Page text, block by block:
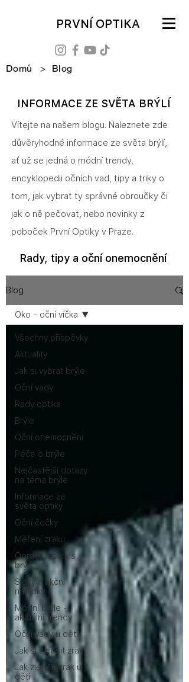
PRVNÍ OPTIKA
Domů > Blog
INFORMACE ZE SVĚTA BRÝLÍ
Vítejte na našem blogu. Naleznete zde
důvěryhodné informace ze světa brýlí,
ať už se jedná o módní trendy,
encyklopedii očních vad, tipy a triky o
tom, jak vybrat ty správné obroučky či
jak o ně pečovat, nebo novinky z
poboček První Optiky v Praze.
Rady, tipy a oční onemocnění
Blog
Všechny příspěvky
Aktuality
Jak si vybrat brýle
Oční vady
Rady optika
Brýle
Oční onemocnění
Péče o brýle
Nejčastější dotazy
na téma brýle
Informace ze
světa optiky
Oční čočky
Měření zraku
Opravy a servis
brýlí
Slevy a akční
nabídky
Módní brýle -
aktuální trendy
Oční vady u dětí
Jak si zlepšit zrak
Jak zlepšit zrak u
dětí
Oko - oční víčka